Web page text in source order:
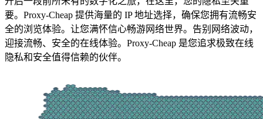
要。Proxy-Cheap 提供海量的 IP 地址选择，确保您拥有流畅安
全的浏览体验。让您满怀信心畅游网络世界。告别网络波动，
迎接流畅、安全的在线体验。Proxy-Cheap 是您追求极致在线
隐私和安全值得信赖的伙伴。